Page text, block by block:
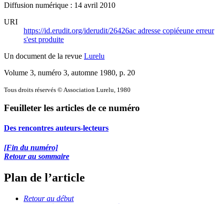
Diffusion numérique : 14 avril 2010
URI
https://id.erudit.org/iderudit/26426ac adresse copiéeune erreur
s'est produite
Un document de la revue Lurelu
Volume 3, numéro 3, automne 1980, p. 20
Tous droits réservés © Association Lurelu, 1980
Feuilleter les articles de ce numéro
Des rencontres auteurs-lecteurs
[Fin du numéro]
Retour au sommaire
Plan de l’article
Retour au début